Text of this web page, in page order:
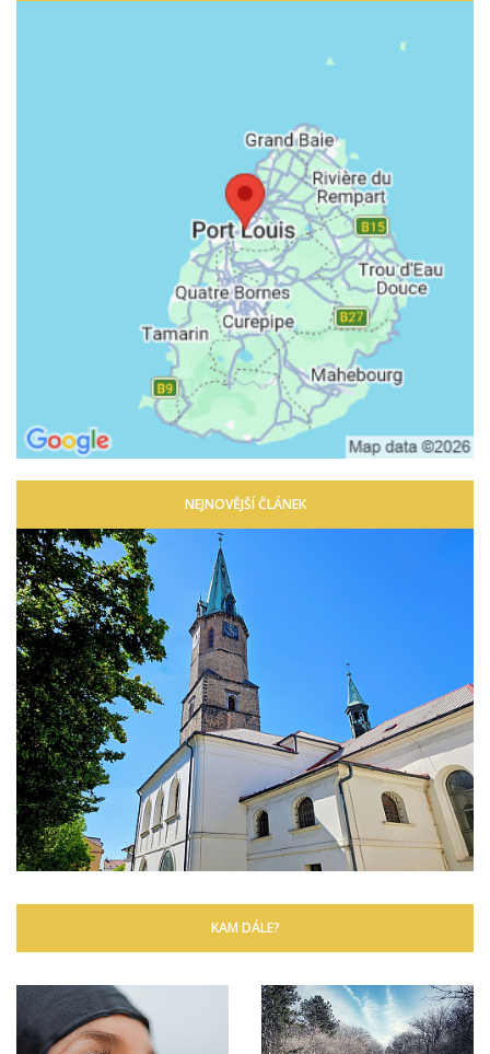
NEJNOVĚJŠÍ ČLÁNEK
KAM DÁLE?